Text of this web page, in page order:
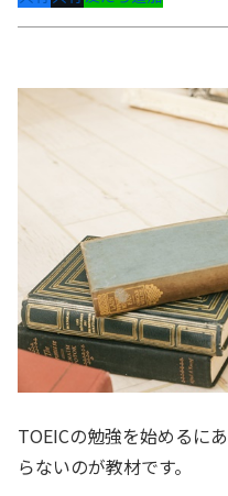
TOEICの勉強を始めるに
らないのが教材です。